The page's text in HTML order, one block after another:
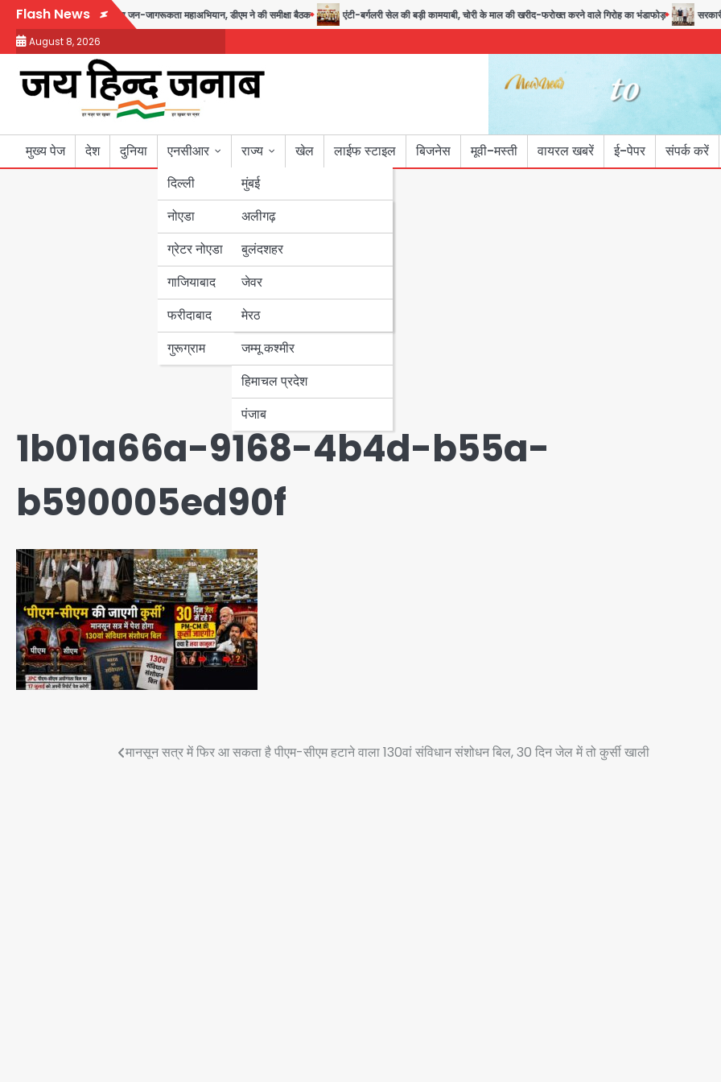
Skip
content
Flash News
17 अगस्त तक चलेगा जन-जागरूकता महाअभियान, डीएम ने की समीक्षा बैठक एंटी-बर्गलरी सेल की बड़ी कामयाबी, चोरी के माल की खरीद-फरोख्त करने वाले गिरोह का भंडाफोड़ सरकारी
August 8, 2026
मुख्य पेज देश दुनिया
एनसीआर
दिल्ली
नोएडा
ग्रेटर नोएडा
गाजियाबाद
फरीदाबाद
गुरूग्राम
राज्य
मुंबई
उत्तर प्रदेश
अलीगढ़
बुलंदशहर
जेवर
मेरठ
बिहार
पंजाब
हरियाणा
जम्मू कश्मीर
हिमाचल प्रदेश
पंजाब
खेल लाईफ स्टाइल बिजनेस मूवी-मस्ती वायरल खबरें ई-पेपर संपर्क करें
1b01a66a-9168-4b4d-b55a-
b590005ed90f
मानसून सत्र में फिर आ सकता है पीएम-सीएम हटाने वाला 130वां संविधान संशोधन बिल, 30 दिन जेल में तो कुर्सी खाली